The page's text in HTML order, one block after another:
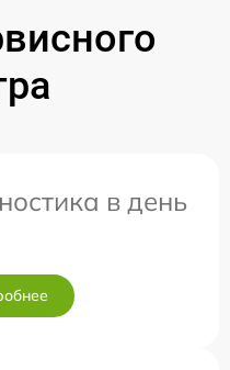
в день